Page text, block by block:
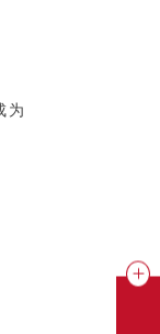
为